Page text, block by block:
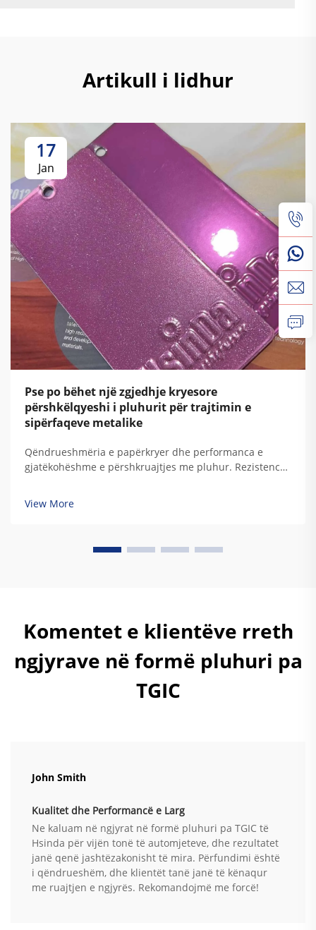
Artikull i lidhur
17
Jan
Pse po bëhet një zgjedhje kryesore
përshkëlqyeshi i pluhurit për trajtimin e
sipërfaqeve metalike
Qëndrueshmëria e papërkryer dhe performanca e
gjatëkohëshme e përshkruajtjes me pluhur. Rezistencë
ndikimeve atmosferike dhe ekspozimit kimik. Cilësitë
mbrojtëse të përshkruajtjes me pluhur rrjedhin nga
View More
Komentet e klientëve rreth
ngjyrave në formë pluhuri pa
TGIC
John Smith
Kualitet dhe Performancë e Larg
Ne kaluam në ngjyrat në formë pluhuri pa TGIC të
Hsinda për vijën tonë të automjeteve, dhe rezultatet
janë qenë jashtëzakonisht të mira. Përfundimi është
i qëndrueshëm, dhe klientët tanë janë të kënaqur
me ruajtjen e ngjyrës. Rekomandojmë me forcë!